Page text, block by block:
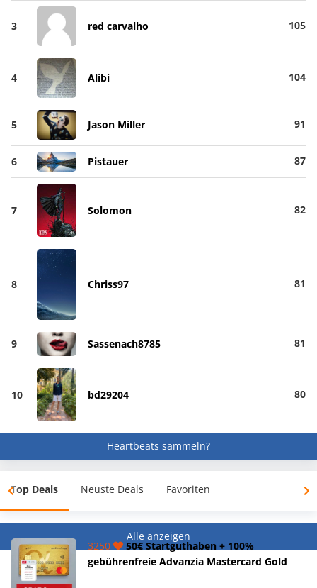
3 red carvalho 105
4 Alibi 104
5 Jason Miller 91
6 Pistauer 87
7 Solomon 82
8 Chriss97 81
9 Sassenach8785 81
10 bd29204 80
Heartbeats sammeln?
Top Deals Neuste Deals Favoriten
Alle anzeigen
3250
50€ Startguthaben + 100%
gebührenfreie Advanzia Mastercard Gold